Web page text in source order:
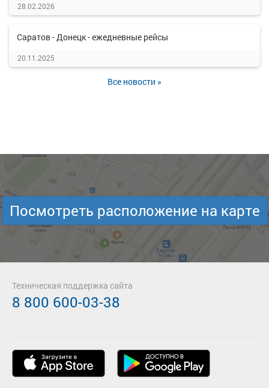
28.02.2026
Саратов - Донецк - ежедневные рейсы
20.11.2025
Все новости »
Посмотреть расположение на карте
Техническая поддержка сайта
8 800 600-03-38